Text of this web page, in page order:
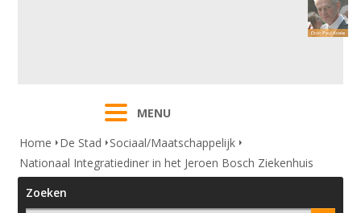
MENU
Home
De Stad
Sociaal/Maatschappelijk
Nationaal Integratiediner in het Jeroen Bosch Ziekenhuis
Zoeken